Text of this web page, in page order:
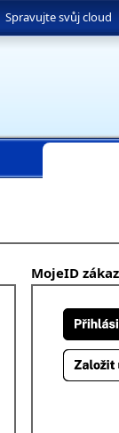
Spravujte svůj cloud
MojeID